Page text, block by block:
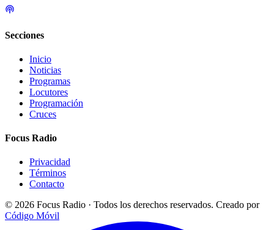
Secciones
Inicio
Noticias
Programas
Locutores
Programación
Cruces
Focus Radio
Privacidad
Términos
Contacto
© 2026 Focus Radio · Todos los derechos reservados. Creado por
Código Móvil